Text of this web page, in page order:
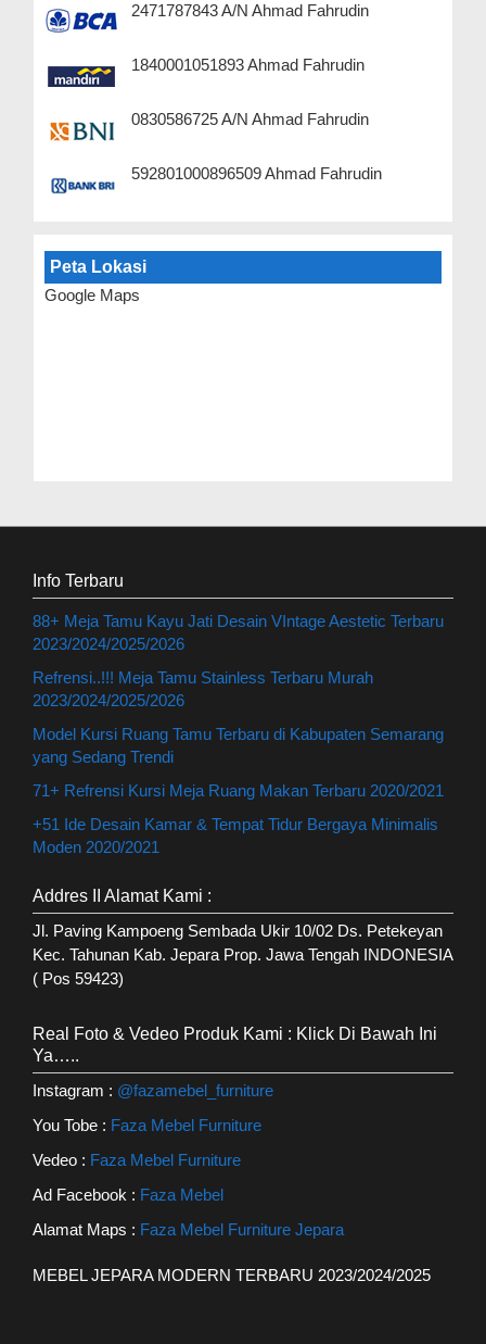
2471787843 A/N Ahmad Fahrudin
1840001051893 Ahmad Fahrudin
0830586725 A/N Ahmad Fahrudin
592801000896509 Ahmad Fahrudin
Peta Lokasi
Google Maps
Info Terbaru
88+ Meja Tamu Kayu Jati Desain VIntage Aestetic Terbaru
2023/2024/2025/2026
Refrensi..!!! Meja Tamu Stainless Terbaru Murah
2023/2024/2025/2026
Model Kursi Ruang Tamu Terbaru di Kabupaten Semarang
yang Sedang Trendi
71+ Refrensi Kursi Meja Ruang Makan Terbaru 2020/2021
+51 Ide Desain Kamar & Tempat Tidur Bergaya Minimalis
Moden 2020/2021
Addres II Alamat Kami :
Jl. Paving Kampoeng Sembada Ukir 10/02 Ds. Petekeyan
Kec. Tahunan Kab. Jepara Prop. Jawa Tengah INDONESIA
( Pos 59423)
Real Foto & Vedeo Produk Kami : Klick Di Bawah Ini
Ya…..
Instagram : @fazamebel_furniture
You Tobe : Faza Mebel Furniture
Vedeo : Faza Mebel Furniture
Ad Facebook : Faza Mebel
Alamat Maps : Faza Mebel Furniture Jepara
MEBEL JEPARA MODERN TERBARU 2023/2024/2025